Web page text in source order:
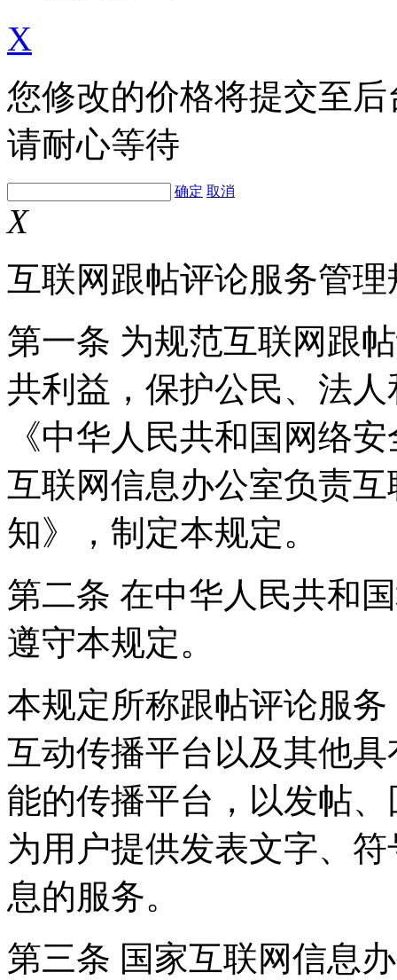
X
您修改的价格将提交至
请耐心等待
确定 取消
X
互联网跟帖评论服务管理
第一条 为规范互联网跟
共利益，保护公民、法
《中华人民共和国网络
互联网信息办公室负责
知》，制定本规定。
第二条 在中华人民共和
遵守本规定。
本规定所称跟帖评论服
互动传播平台以及其他
能的传播平台，以发帖
为用户提供发表文字、
息的服务。
第三条 国家互联网信息